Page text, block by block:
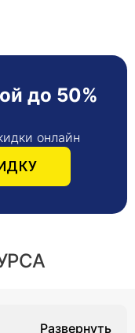
до 50%
онлайн